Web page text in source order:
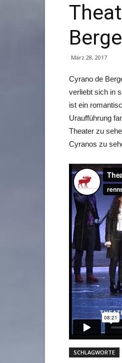
März 28, 2017
Cyrano de
verliebt sich in
ist ein
Uraufführung
Theater zu
Cyranos zu
SCHLAGWORTE